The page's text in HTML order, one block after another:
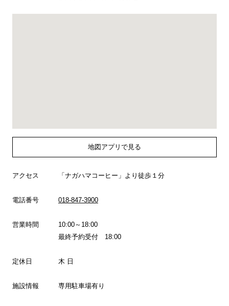
地図アプリで見る
アクセス 「ナガハマコーヒー」より徒歩１分
電話番号 018-847-3900
営業時間
10:00～18:00
最終予約受付 18:00
定休日 木 日
施設情報 専用駐車場有り